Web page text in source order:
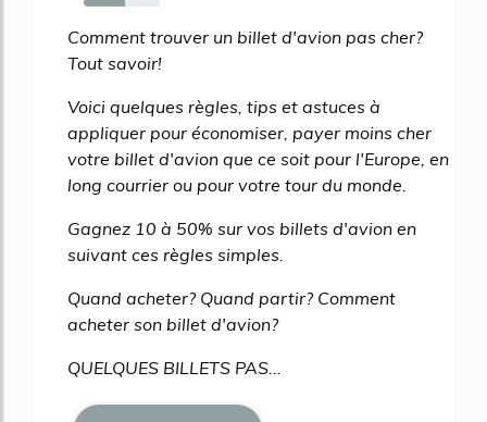
54%
Comment trouver un billet d'avion pas cher?
Tout savoir!
Voici quelques règles, tips et astuces à
appliquer pour économiser, payer moins cher
votre billet d'avion que ce soit pour l'Europe, en
long courrier ou pour votre tour du monde.
Gagnez 10 à 50% sur vos billets d'avion en
suivant ces règles simples.
Quand acheter? Quand partir? Comment
acheter son billet d'avion?
QUELQUES BILLETS PAS...